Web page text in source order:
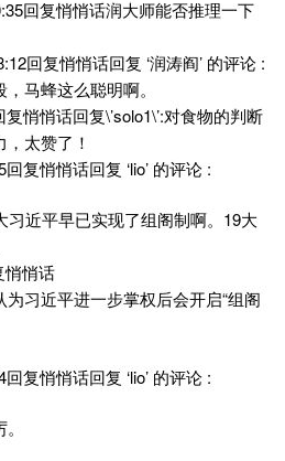
回复悄悄话润大师能否推理一下
回复悄悄话回复 ‘润涛阎’ 的评论 :
马蜂这么聪明啊。
悄悄话回复\’solo1\’:对食物的判断
太赞了！
复悄悄话回复 ‘lio’ 的评论 :
习近平早已实现了组阁制啊。19大
悄悄话
习近平进一步掌权后会开启“组阁
复悄悄话回复 ‘lio’ 的评论 :